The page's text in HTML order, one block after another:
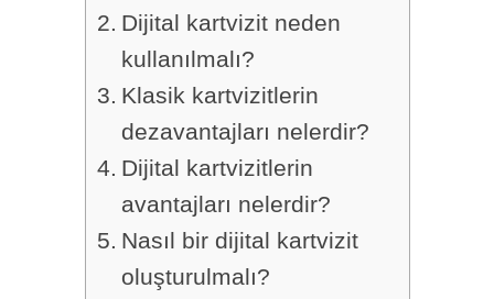
Dijital kartvizit neden
kullanılmalı?
Klasik kartvizitlerin
dezavantajları nelerdir?
Dijital kartvizitlerin
avantajları nelerdir?
Nasıl bir dijital kartvizit
oluşturulmalı?